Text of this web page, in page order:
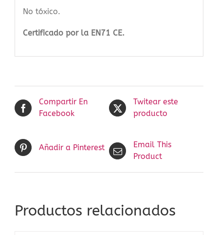
No tóxico.
Certificado por la EN71 CE.
Compartir En
Facebook
Twitear este
producto
Añadir a Pinterest
Email This
Product
Productos relacionados